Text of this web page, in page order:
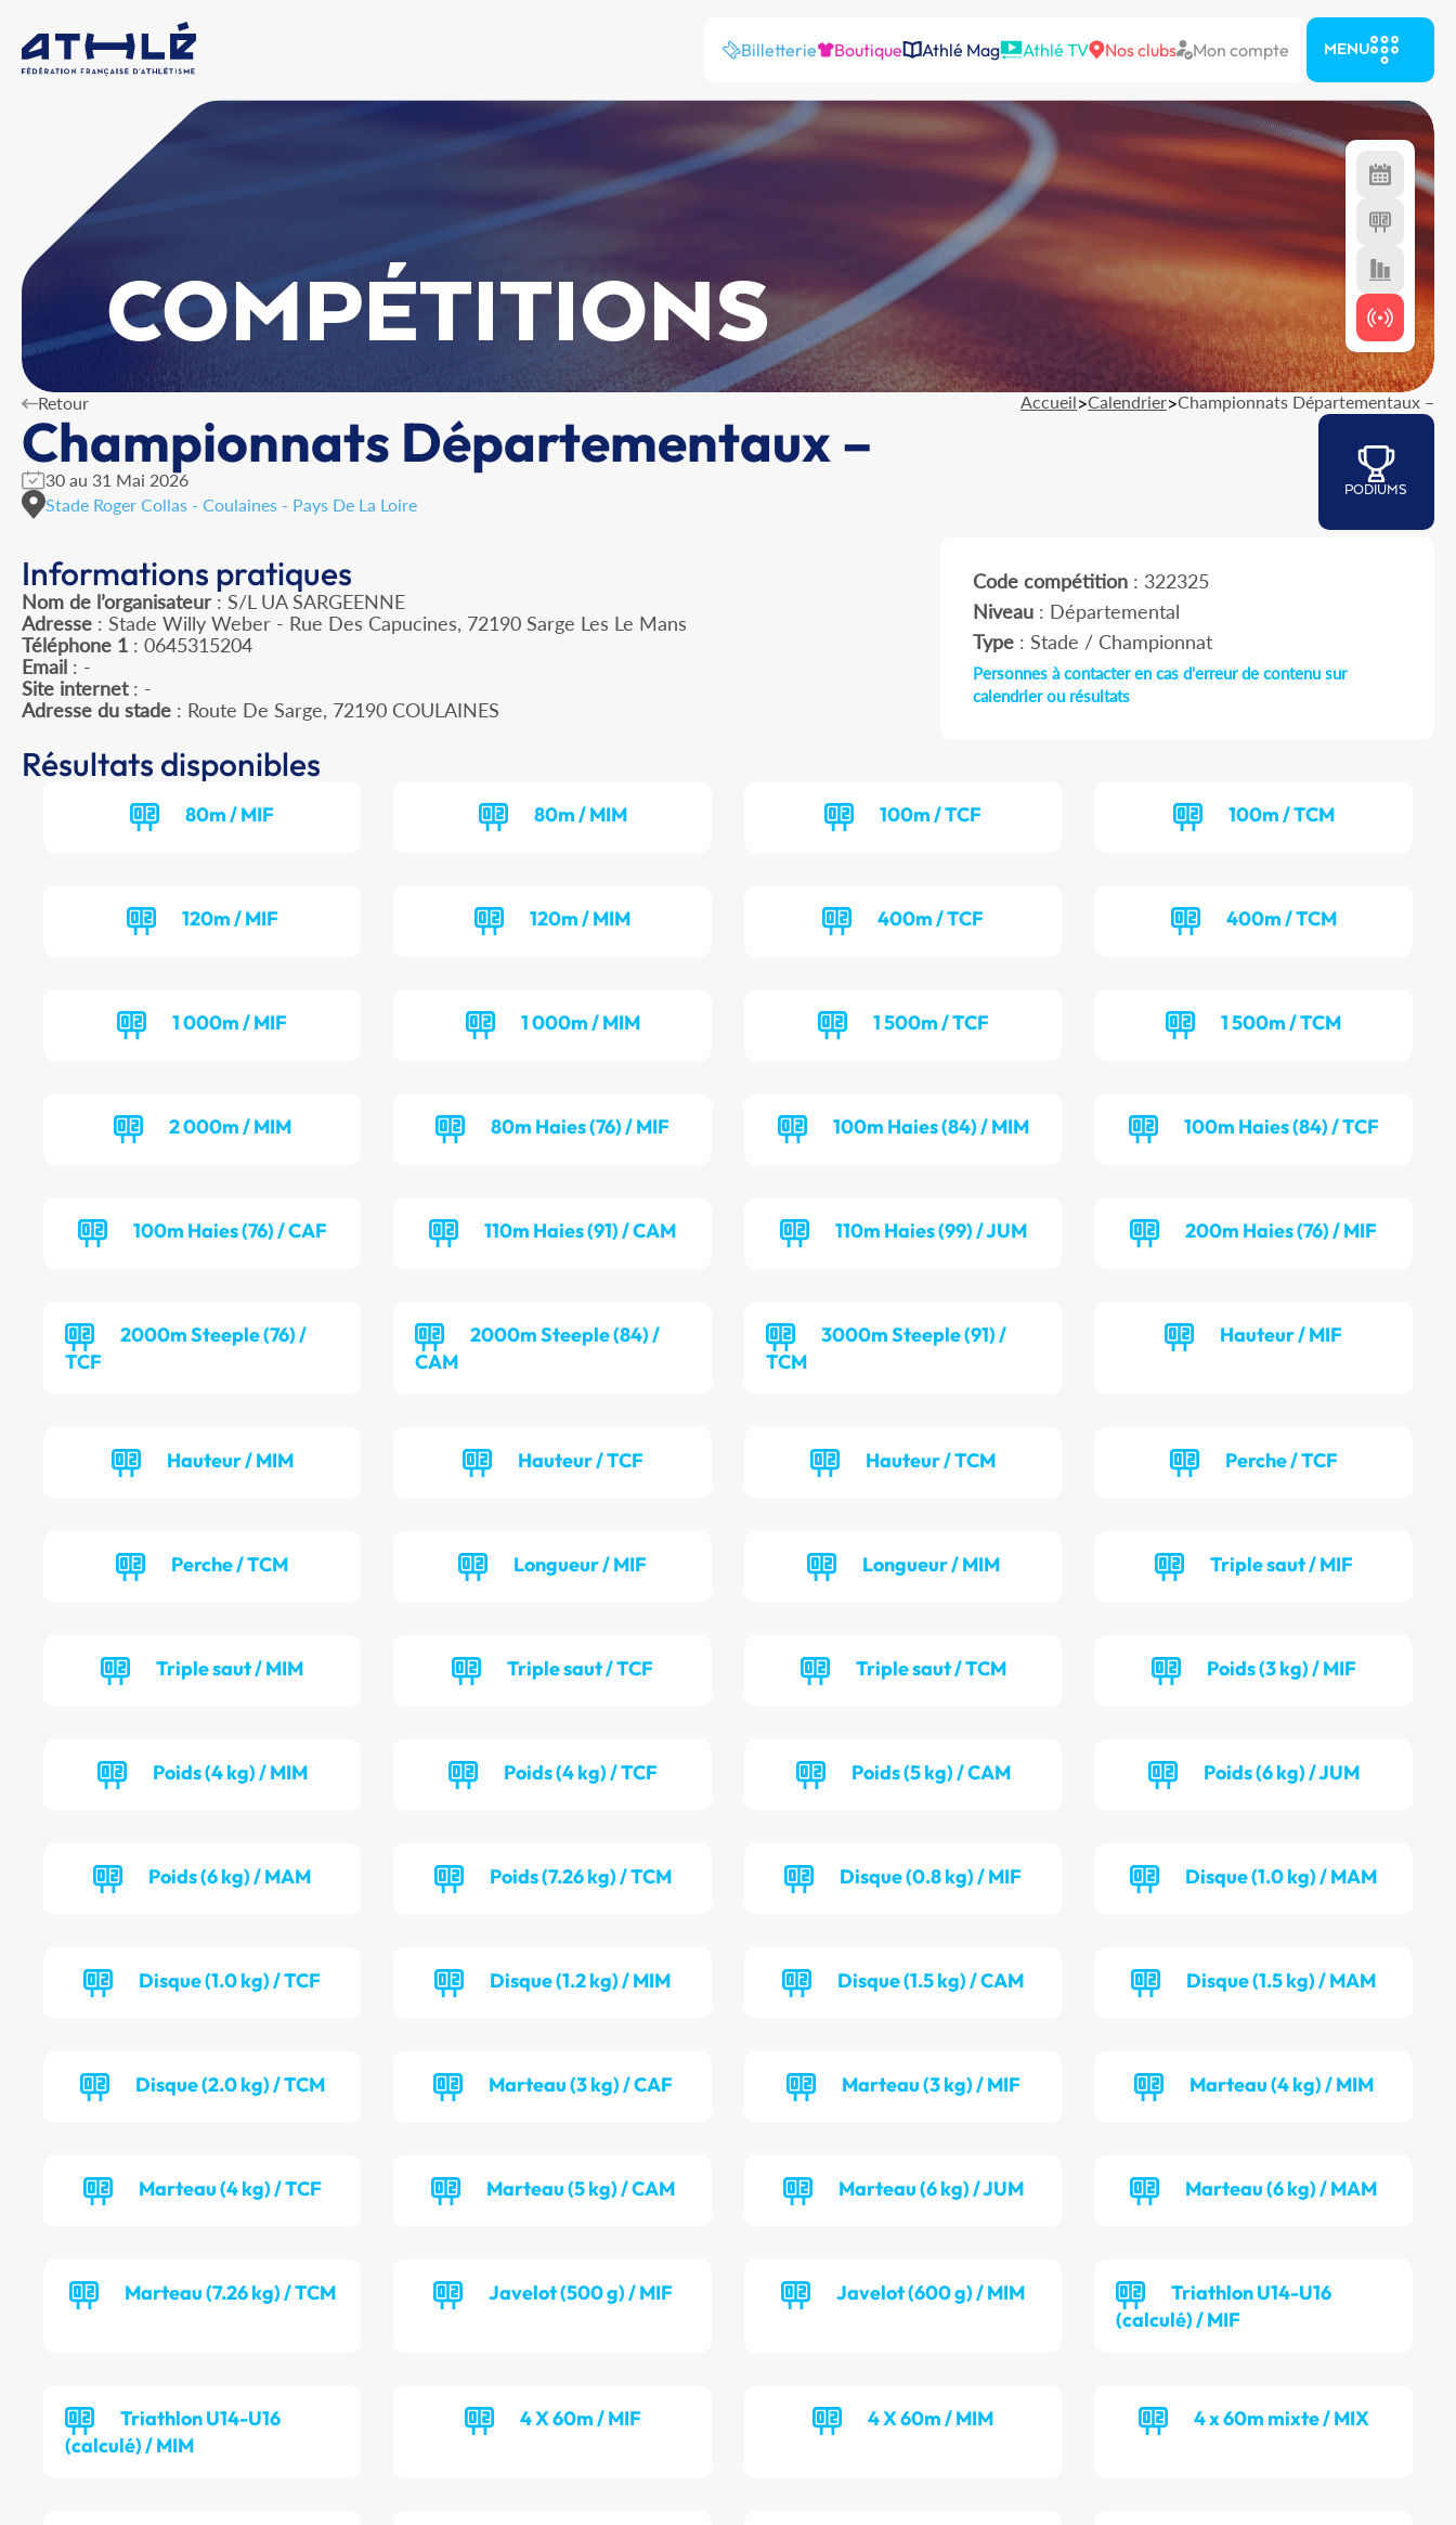
Billetterie Boutique Athlé Mag Athlé TV Nos clubs Mon compte MENU
COMPÉTITIONS
Retour Accueil>Calendrier>Championnats Départementaux –
Championnats Départementaux –
30 au 31 Mai 2026
Stade Roger Collas - Coulaines - Pays De La Loire
PODIUMS
Informations pratiques
Nom de l’organisateur : S/L UA SARGEENNE
Adresse : Stade Willy Weber - Rue Des Capucines, 72190 Sarge Les Le Mans
Téléphone 1 : 0645315204
Email : -
Site internet: -
Adresse du stade : Route De Sarge, 72190 COULAINES
Code compétition: 322325
Niveau: Départemental
Type: Stade / Championnat
Personnes à contacter en cas d'erreur de contenu sur
calendrier ou résultats
Résultats disponibles
80m / MIF 80m / MIM 100m / TCF 100m / TCM
120m / MIF 120m / MIM 400m / TCF 400m / TCM
1 000m / MIF 1 000m / MIM 1 500m / TCF 1 500m / TCM
2 000m / MIM 80m Haies (76) / MIF 100m Haies (84) / MIM 100m Haies (84) / TCF
100m Haies (76) / CAF 110m Haies (91) / CAM 110m Haies (99) / JUM 200m Haies (76) / MIF
2000m Steeple (76) /
TCF
2000m Steeple (84) /
CAM
3000m Steeple (91) /
TCM
Hauteur / MIF
Hauteur / MIM Hauteur / TCF Hauteur / TCM Perche / TCF
Perche / TCM Longueur / MIF Longueur / MIM Triple saut / MIF
Triple saut / MIM Triple saut / TCF Triple saut / TCM Poids (3 kg) / MIF
Poids (4 kg) / MIM Poids (4 kg) / TCF Poids (5 kg) / CAM Poids (6 kg) / JUM
Poids (6 kg) / MAM Poids (7.26 kg) / TCM Disque (0.8 kg) / MIF Disque (1.0 kg) / MAM
Disque (1.0 kg) / TCF Disque (1.2 kg) / MIM Disque (1.5 kg) / CAM Disque (1.5 kg) / MAM
Disque (2.0 kg) / TCM Marteau (3 kg) / CAF Marteau (3 kg) / MIF Marteau (4 kg) / MIM
Marteau (4 kg) / TCF Marteau (5 kg) / CAM Marteau (6 kg) / JUM Marteau (6 kg) / MAM
Marteau (7.26 kg) / TCM Javelot (500 g) / MIF Javelot (600 g) / MIM
Triathlon U14-U16
(calculé) / MIF
Triathlon U14-U16
(calculé) / MIM
4 X 60m / MIF 4 X 60m / MIM 4 x 60m mixte / MIX